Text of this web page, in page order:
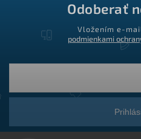
Odoberať
Vložením e-
podmienkami